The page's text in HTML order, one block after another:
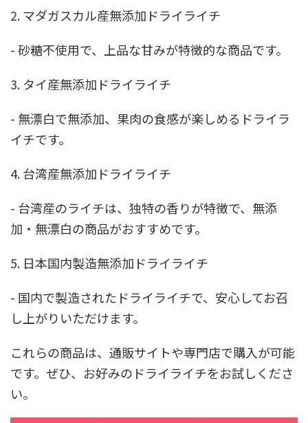
2. マダガスカル産無添加ドライライチ
- 砂糖不使用で、上品な甘みが特徴的な商品です。
3. タイ産無添加ドライライチ
- 無漂白で無添加、果肉の食感が楽しめるドライラ
イチです。
4. 台湾産無添加ドライライチ
- 台湾産のライチは、独特の香りが特徴で、無添
加・無漂白の商品がおすすめです。
5. 日本国内製造無添加ドライライチ
- 国内で製造されたドライライチで、安心してお召
し上がりいただけます。
これらの商品は、通販サイトや専門店で購入が可能
です。ぜひ、お好みのドライライチをお試しくださ
い。